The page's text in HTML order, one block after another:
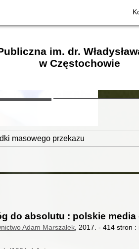
im. dr.
w Częstochowie
do absolutu : polskie
Adam Marszałek , 2017. - 414 stron :